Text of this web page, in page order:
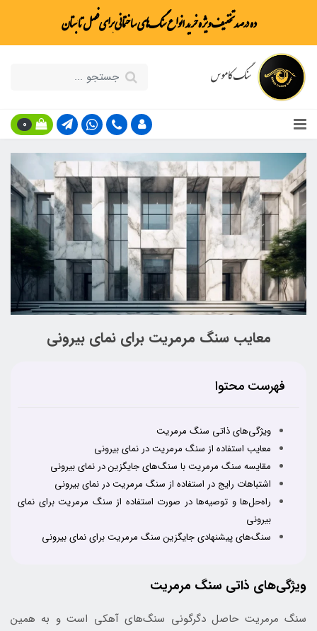
ده درصد تخفیف ویژه خرید انواع سنگ‌های ساختمانی برای فصل تابستان
سنگ کاموس
0
معایب سنگ مرمریت برای نمای بیرونی
فهرست محتوا
ویژگی‌های ذاتی سنگ مرمریت
معایب استفاده از سنگ مرمریت در نمای بیرونی
مقایسه سنگ مرمریت با سنگ‌های جایگزین در نمای بیرونی
اشتباهات رایج در استفاده از سنگ مرمریت در نمای بیرونی
راه‌حل‌ها و توصیه‌ها در صورت استفاده از سنگ مرمریت برای نمای
بیرونی
سنگ‌های پیشنهادی جایگزین سنگ مرمریت برای نمای بیرونی
ویژگی‌های ذاتی سنگ مرمریت
سنگ مرمریت حاصل دگرگونی سنگ‌های آهکی است و به همین